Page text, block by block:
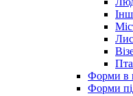
Форми в
Форми